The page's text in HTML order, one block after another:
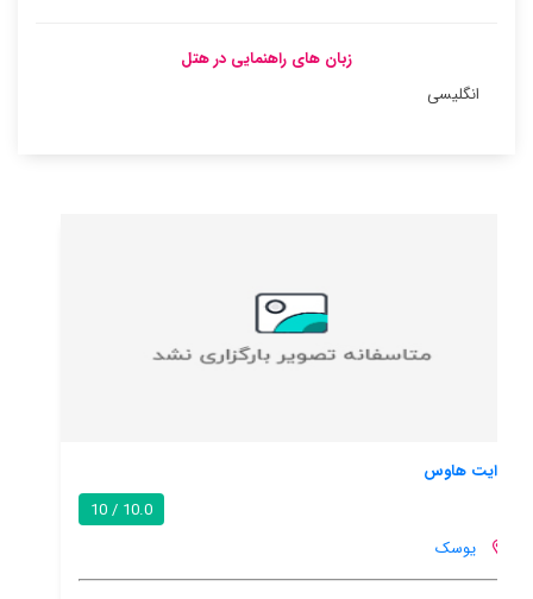
زبان های راهنمایی در هتل
انگلیسی
هتل دی نیو کورت
8.6 / 10